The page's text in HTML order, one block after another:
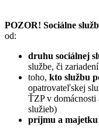
POZOR! Sociálne
od:
druhu sociálnej
službe, či
toho, kto službu
opatrovateľskej
ŤZP v domácnosti
služieb)
príjmu a